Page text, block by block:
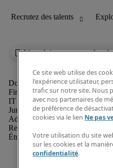
L'emploi que vous
Finance et comptabilité
IT et digital
Juridique
Administration et service client
Ressources humaines
Étudiant
Ce site web utilise des
l'expérience utilisateur,
trafic sur notre site. Nous
avec nos partenaires de
de préférence de
cookies via le lien Ne pas
Votre utilisation du site
sur les cookies et la
confidentialité.